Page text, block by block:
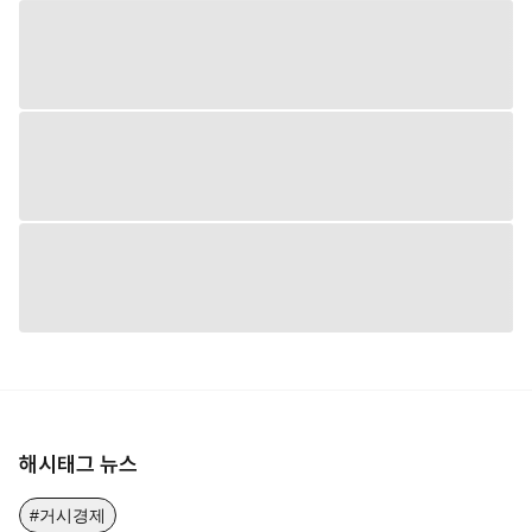
해시태그 뉴스
#거시경제